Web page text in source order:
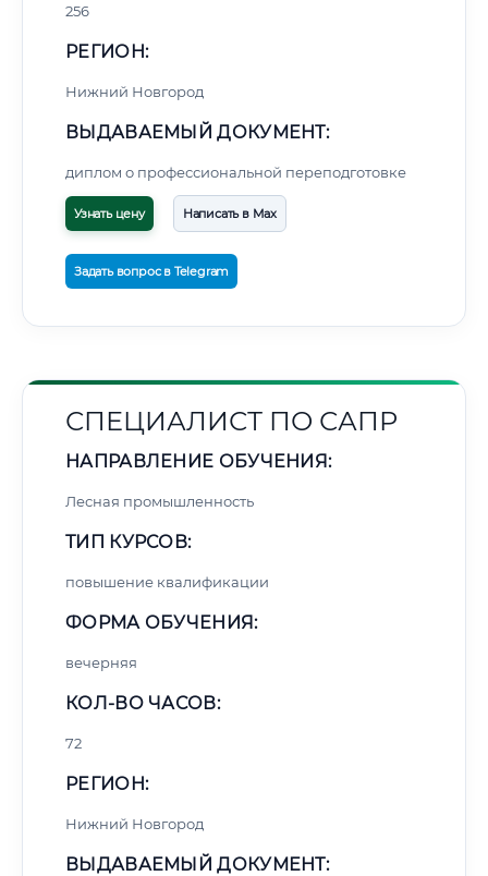
256
РЕГИОН:
Нижний Новгород
ВЫДАВАЕМЫЙ ДОКУМЕНТ:
диплом о профессиональной переподготовке
Узнать цену Написать в Max
Задать вопрос в Telegram
СПЕЦИАЛИСТ ПО САПР
НАПРАВЛЕНИЕ ОБУЧЕНИЯ:
Лесная промышленность
ТИП КУРСОВ:
повышение квалификации
ФОРМА ОБУЧЕНИЯ:
вечерняя
КОЛ-ВО ЧАСОВ:
72
РЕГИОН:
Нижний Новгород
ВЫДАВАЕМЫЙ ДОКУМЕНТ: